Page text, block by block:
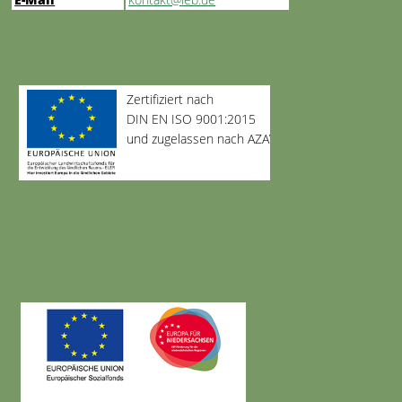
Zertifiziert nach
DIN EN ISO 9001:2015
und zugelassen nach AZAV